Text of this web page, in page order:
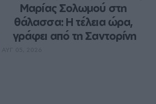
Μαρίας Σολωμού στη
θάλασσα: Η τέλεια ώρα,
γράφει από τη Σαντορίνη